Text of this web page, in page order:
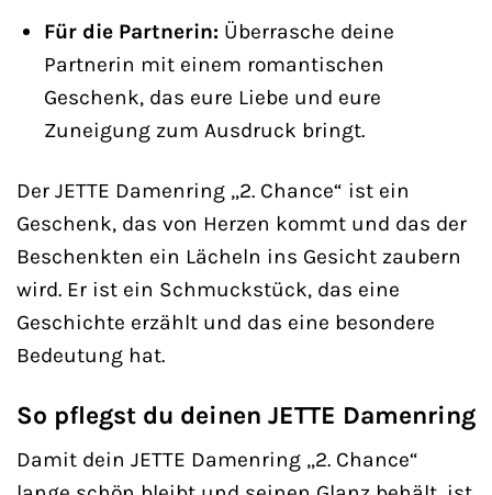
Für die Partnerin:Überrasche deine
Partnerin mit einem romantischen
Geschenk, das eure Liebe und eure
Zuneigung zum Ausdruck bringt.
Der JETTE Damenring „2. Chance“ ist ein
Geschenk, das von Herzen kommt und das der
Beschenkten ein Lächeln ins Gesicht zaubern
wird. Er ist ein Schmuckstück, das eine
Geschichte erzählt und das eine besondere
Bedeutung hat.
So pflegst du deinen JETTE Damenring
Damit dein JETTE Damenring „2. Chance“